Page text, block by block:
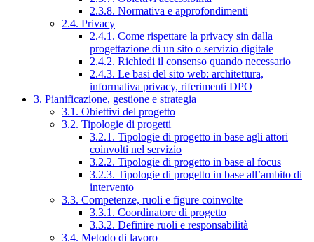
2.3.8. Normativa e approfondimenti
2.4. Privacy
2.4.1. Come rispettare la privacy sin dalla
progettazione di un sito o servizio digitale
2.4.2. Richiedi il consenso quando necessario
2.4.3. Le basi del sito web: architettura,
informativa privacy, riferimenti DPO
3. Pianificazione, gestione e strategia
3.1. Obiettivi del progetto
3.2. Tipologie di progetti
3.2.1. Tipologie di progetto in base agli attori
coinvolti nel servizio
3.2.2. Tipologie di progetto in base al focus
3.2.3. Tipologie di progetto in base all’ambito di
intervento
3.3. Competenze, ruoli e figure coinvolte
3.3.1. Coordinatore di progetto
3.3.2. Definire ruoli e responsabilità
3.4. Metodo di lavoro